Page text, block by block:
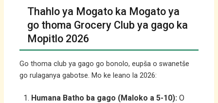
Thahlo ya Mogato ka Mogato ya
go thoma Grocery Club ya gago ka
Mopitlo 2026
Go thoma club ya gago go bonolo, eupša o swanetše
go rulaganya gabotse. Mo ke leano la 2026:
Humana Batho ba gago (Maloko a 5-10): O